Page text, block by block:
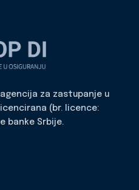
agencija za zastupanje u
(br. licence:
banke Srbije.